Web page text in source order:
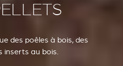
des poêles à bois, des
inserts au bois.